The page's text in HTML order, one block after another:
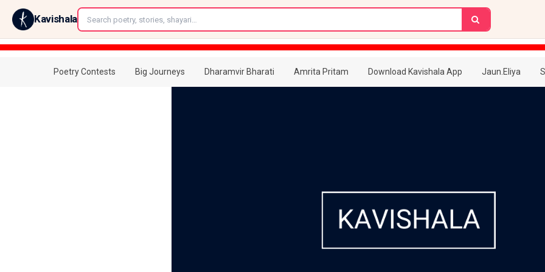
Kavishala
Poetry Contests Big Journeys Dharamvir Bharati Amrita Pritam Download Kavishala App Jaun.Eliya